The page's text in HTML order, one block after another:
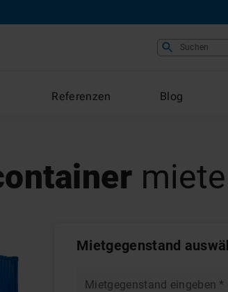
Suchen
Referenzen Blog
Mietgegenstand
Mietgegenstand eingeben *